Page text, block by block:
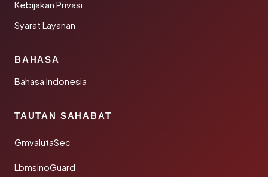
Kebijakan Privasi
Syarat Layanan
BAHASA
Bahasa Indonesia
TAUTAN SAHABAT
GmvalutaSec
LbmsinoGuard